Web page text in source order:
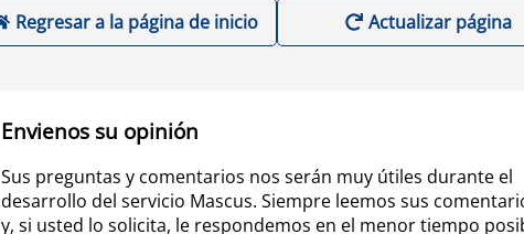
Regresar a la página de inicio Actualizar página
Envienos su opinión
Sus preguntas y comentarios nos serán muy útiles durante el
desarrollo del servicio Mascus. Siempre leemos sus
y, si usted lo solicita, le respondemos en el menor tiempo